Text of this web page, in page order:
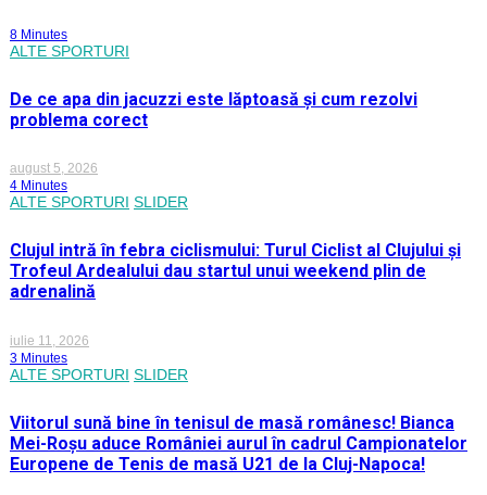
8 Minutes
ALTE SPORTURI
De ce apa din jacuzzi este lăptoasă și cum rezolvi
problema corect
august 5, 2026
4 Minutes
ALTE SPORTURI SLIDER
Clujul intră în febra ciclismului: Turul Ciclist al Clujului și
Trofeul Ardealului dau startul unui weekend plin de
adrenalină
iulie 11, 2026
3 Minutes
ALTE SPORTURI SLIDER
Viitorul sună bine în tenisul de masă românesc! Bianca
Mei-Roșu aduce României aurul în cadrul Campionatelor
Europene de Tenis de masă U21 de la Cluj-Napoca!